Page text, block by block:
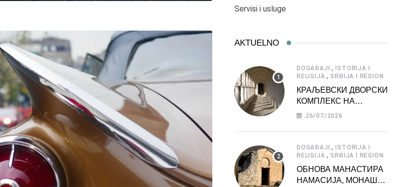
Servisi i usluge
AKTUELNO
DOGAĐAJI , ISTORIJA I
RELIGIJA , SRBIJA I REGION
КРАЉЕВСКИ ДВОРСКИ
КОМПЛЕКС НА
ДЕДИЊУ –
АТРАКЦИЈА
26/07/2026
DOGAĐAJI , ISTORIJA I
RELIGIJA , SRBIJA I REGION
ОБНОВА МАНАСТИРА
НАМАСИЈА, МОНАШКЕ